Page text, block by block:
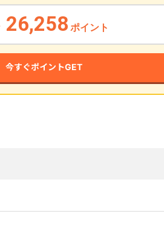
26,258 ポイント
今すぐポイントGET